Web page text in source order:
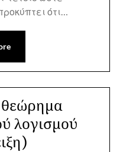
ότι…
θεώρημα
λογισμού